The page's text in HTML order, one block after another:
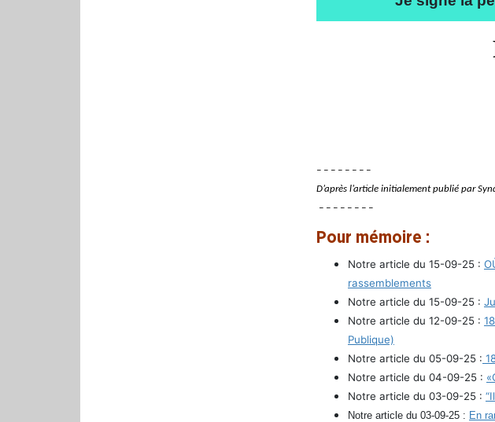
– – – – – – – –
D’après l’article initialement publié par
– – – – – – – –
Pour mémoire :
Notre article du 15-09-25 :
rassemblements
Notre article du 15-09-25 :
Notre article du 12-09-25 :
Publique)
Notre article du 05-09-25 :
Notre article du 04-09-25 :
Notre article du 03-09-25 :
Notre article du 03-09-25 : En